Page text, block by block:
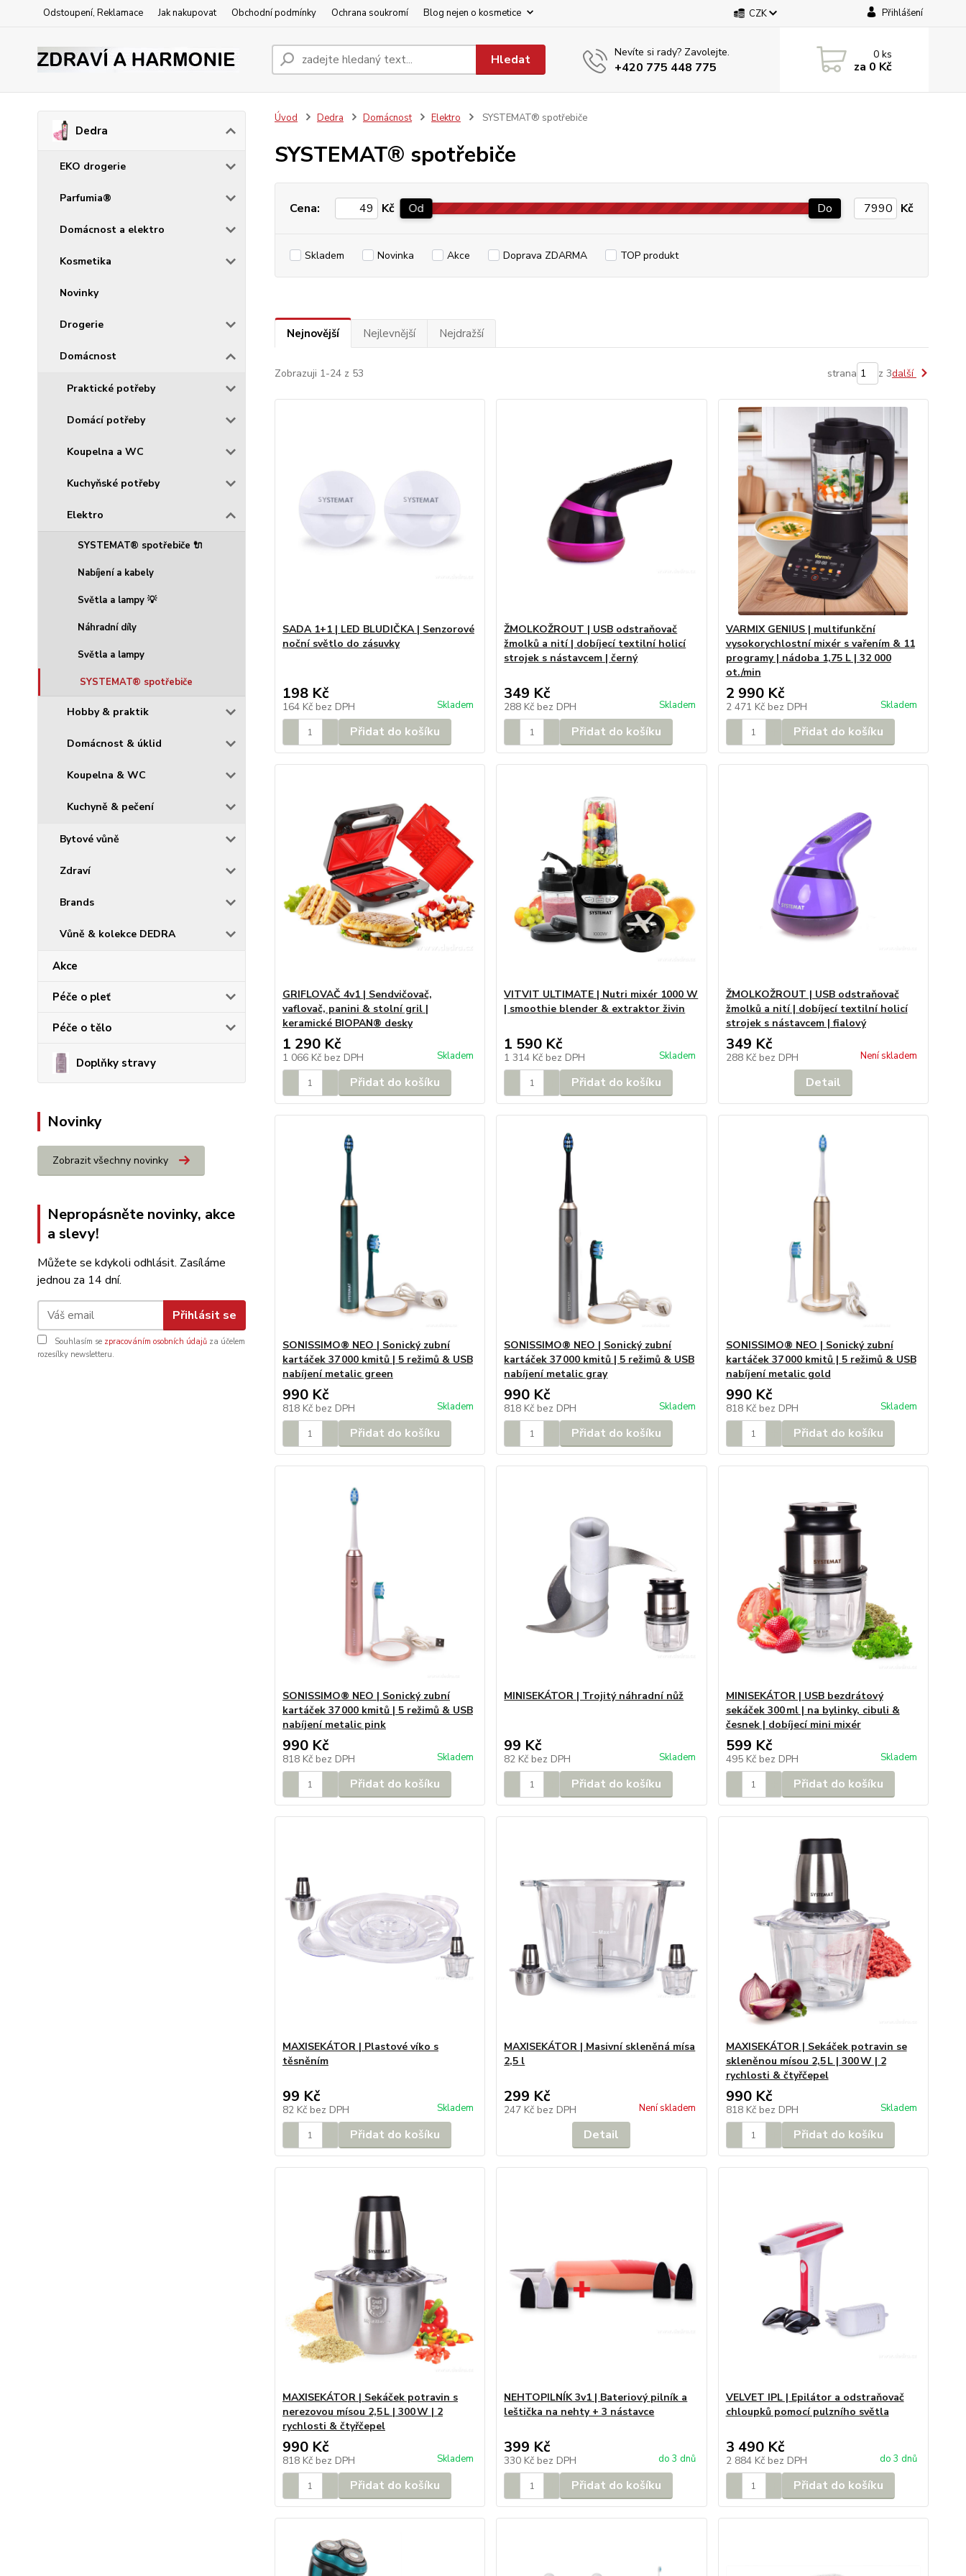
Odstoupení, Reklamace Jak nakupovat Obchodní podmínky Ochrana soukromí Blog nejen o kosmetice CZK Přihlášení
Hledat Nevíte si rady? Zavolejte.
+420 775 448 775
0ks
za 0 Kč
Dedra
EKO drogerie
Parfumia®
Domácnost a elektro
Kosmetika
Novinky
Drogerie
Domácnost
Praktické potřeby
Domácí potřeby
Koupelna a WC
Kuchyňské potřeby
Elektro
SYSTEMAT® spotřebiče 🔌
Nabíjení a kabely
Světla a lampy 💡
Náhradní díly
Světla a lampy
SYSTEMAT® spotřebiče
Hobby & praktik
Domácnost & úklid
Koupelna & WC
Kuchyně & pečení
Bytové vůně
Zdraví
Brands
Vůně & kolekce DEDRA
Akce
Péče o pleť
Péče o tělo
Doplňky stravy
Novinky
Zobrazit všechny novinky
Nepropásněte novinky, akce
a slevy!
Můžete se kdykoli odhlásit. Zasíláme
jednou za 14 dní.
Přihlásit se
Souhlasím se zpracováním osobních údajů za účelem
rozesílky newsletteru.
Úvod Dedra Domácnost Elektro SYSTEMAT® spotřebiče
SYSTEMAT® spotřebiče
Cena: Kč Od Do Kč
Skladem Novinka Akce Doprava ZDARMA TOP produkt
Nejnovější Nejlevnější Nejdražší
Zobrazuji 1-24 z 53 strana z 3další
SADA 1+1 | LED BLUDIČKA | Senzorové
noční světlo do zásuvky
198 Kč
164 Kč bez DPH Skladem
Přidat do košíku
ŽMOLKOŽROUT | USB odstraňovač
žmolků a nití | dobíjecí textilní holicí
strojek s nástavcem | černý
349 Kč
288 Kč bez DPH Skladem
Přidat do košíku
VARMIX GENIUS | multifunkční
vysokorychlostní mixér s vařením & 11
programy | nádoba 1,75 L | 32 000
ot./min
2 990 Kč
2 471 Kč bez DPH Skladem
Přidat do košíku
GRIFLOVAČ 4v1 | Sendvičovač,
vaflovač, panini & stolní gril |
keramické BIOPAN® desky
1 290 Kč
1 066 Kč bez DPH Skladem
Přidat do košíku
VITVIT ULTIMATE | Nutri mixér 1000 W
| smoothie blender & extraktor živin
1 590 Kč
1 314 Kč bez DPH Skladem
Přidat do košíku
ŽMOLKOŽROUT | USB odstraňovač
žmolků a nití | dobíjecí textilní holicí
strojek s nástavcem | fialový
349 Kč
288 Kč bez DPH Není skladem
Detail
SONISSIMO® NEO | Sonický zubní
kartáček 37 000 kmitů | 5 režimů & USB
nabíjení metalic green
990 Kč
818 Kč bez DPH Skladem
Přidat do košíku
SONISSIMO® NEO | Sonický zubní
kartáček 37 000 kmitů | 5 režimů & USB
nabíjení metalic gray
990 Kč
818 Kč bez DPH Skladem
Přidat do košíku
SONISSIMO® NEO | Sonický zubní
kartáček 37 000 kmitů | 5 režimů & USB
nabíjení metalic gold
990 Kč
818 Kč bez DPH Skladem
Přidat do košíku
SONISSIMO® NEO | Sonický zubní
kartáček 37 000 kmitů | 5 režimů & USB
nabíjení metalic pink
990 Kč
818 Kč bez DPH Skladem
Přidat do košíku
MINISEKÁTOR | Trojitý náhradní nůž
99 Kč
82 Kč bez DPH Skladem
Přidat do košíku
MINISEKÁTOR | USB bezdrátový
sekáček 300 ml | na bylinky, cibuli &
česnek | dobíjecí mini mixér
599 Kč
495 Kč bez DPH Skladem
Přidat do košíku
MAXISEKÁTOR | Plastové víko s
těsněním
99 Kč
82 Kč bez DPH Skladem
Přidat do košíku
MAXISEKÁTOR | Masivní skleněná mísa
2,5 l
299 Kč
247 Kč bez DPH Není skladem
Detail
MAXISEKÁTOR | Sekáček potravin se
skleněnou mísou 2,5 L | 300 W | 2
rychlosti & čtyřčepel
990 Kč
818 Kč bez DPH Skladem
Přidat do košíku
MAXISEKÁTOR | Sekáček potravin s
nerezovou mísou 2,5 L | 300 W | 2
rychlosti & čtyřčepel
990 Kč
818 Kč bez DPH Skladem
Přidat do košíku
NEHTOPILNÍK 3v1 | Bateriový pilník a
leštička na nehty + 3 nástavce
399 Kč
330 Kč bez DPH do 3 dnů
Přidat do košíku
VELVET IPL | Epilátor a odstraňovač
chloupků pomocí pulzního světla
3 490 Kč
2 884 Kč bez DPH do 3 dnů
Přidat do košíku